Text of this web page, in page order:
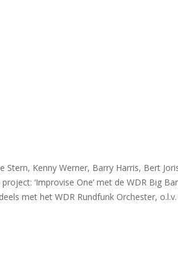
Kenny Werner, Barry Harris, Bert
‘Improvise One’ met de WDR Big
met het WDR Rundfunk Orchester,